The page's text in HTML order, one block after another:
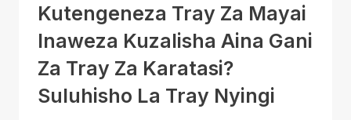
Kutengeneza Tray Za Mayai
Inaweza Kuzalisha Aina Gani
Za Tray Za Karatasi?
Suluhisho La Tray Nyingi